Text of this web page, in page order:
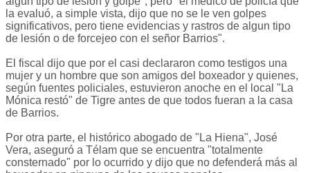
la evaluó, a simple vista, dijo que no se le ven golpes
significativos, pero tiene evidencias y rastros de algun tipo
de lesión o de forcejeo con el señor Barrios".
El fiscal dijo que por el casi declararon como testigos una
mujer y un hombre que son amigos del boxeador y quienes,
según fuentes policiales, estuvieron anoche en el local "La
Mónica restó" de Tigre antes de que todos fueran a la casa
de Barrios.
Por otra parte, el histórico abogado de "La Hiena", José
Vera, aseguró a Télam que se encuentra "totalmente
consternado" por lo ocurrido y dijo que no defenderá más al